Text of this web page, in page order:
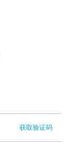
获取验证码